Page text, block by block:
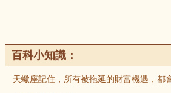
百科小知識：
天蠍座記住，所有被拖延的財富機遇，都